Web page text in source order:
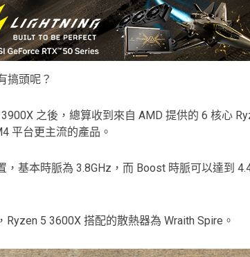
搞頭呢？
之後，總算收到來自 AMD 提供的 6 核心
平台更主流的產品。
基本時脈為 3.8GHz，而 Boost 時脈可以達到
5 3600X 搭配的散熱器為 Wraith Spire。